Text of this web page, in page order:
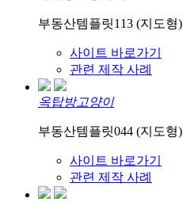
부동산템플릿113 (지도형)
사이트 바로가기
관련 제작 사례
옥탑방고양이
부동산템플릿044 (지도형)
사이트 바로가기
관련 제작 사례